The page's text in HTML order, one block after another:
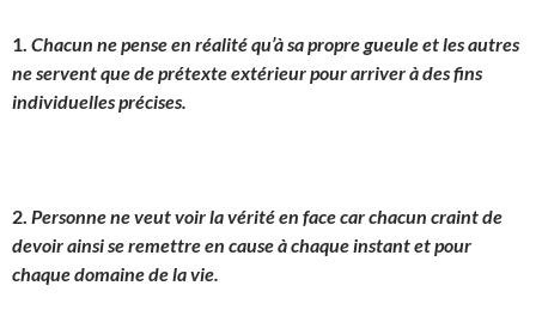
1. Chacun ne pense en réalité qu’à sa propre gueule et les autres
ne servent que de prétexte extérieur pour arriver à des fins
individuelles précises.
2. Personne ne veut voir la vérité en face car chacun craint de
devoir ainsi se remettre en cause à chaque instant et pour
chaque domaine de la vie.